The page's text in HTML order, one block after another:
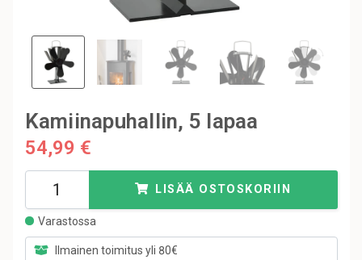
Kamiinapuhallin, 5 lapaa
54,99 €
LISÄÄ OSTOSKORIIN
Varastossa
Ilmainen toimitus yli 80€